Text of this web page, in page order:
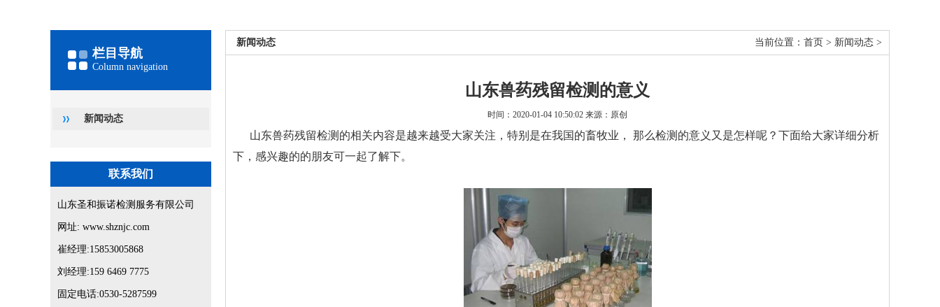
栏目导航
Column navigation
新闻动态
联系我们
山东圣和振诺检测服务有限公司
网址: www.shznjc.com
崔经理:15853005868
刘经理:159 6469 7775
固定电话:0530-5287599
当前位置： 首页 > 新闻动态 >
新闻动态
山东兽药残留检测的意义
时间：2020-01-04 10:50:02 来源：原创
山东兽药残留检测的相关内容是越来越受大家关注，特别是在我国的畜牧业， 那么检测的意义又是怎样呢？下面给大家详细分析
下，感兴趣的的朋友可一起了解下。